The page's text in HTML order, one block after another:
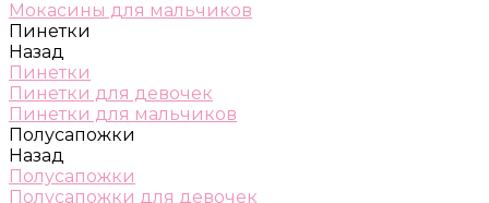
Мокасины для мальчиков
Пинетки
Назад
Пинетки
Пинетки для девочек
Пинетки для мальчиков
Полусапожки
Назад
Полусапожки
Полусапожки для девочек